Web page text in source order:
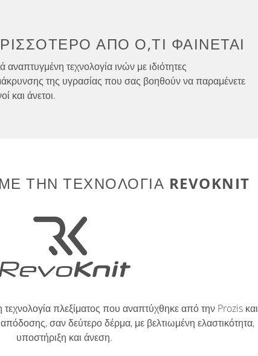
ΑΠΌ Ό,ΤΙ ΦΑΊΝΕΤΑΙ
αναπτυγμένη τεχνολογία ινών με ιδιότητες
της υγρασίας που σας βοηθούν να παραμένετε
και άνετοι.
ΤΗΝ ΤΕΧΝΟΛΟΓΊΑ REVOKNIT
τεχνολογία πλεξίματος που αναπτύχθηκε από την Prozis και
σαν δεύτερο δέρμα, με βελτιωμένη ελαστικότητα,
υποστήριξη και άνεση.